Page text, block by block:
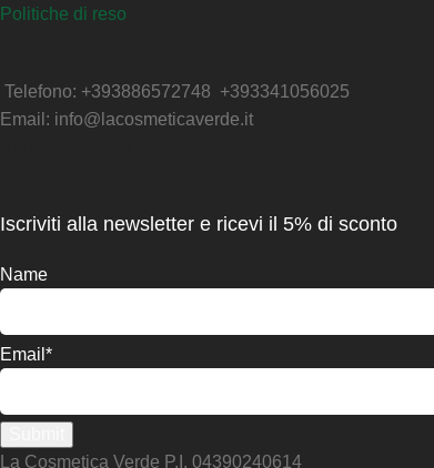
Politiche di reso
Telefono: +393886572748 +393341056025
Email: info@lacosmeticaverde.it
Iscriviti alla newsletter e ricevi il 5% di sconto
Name
Email*
La Cosmetica Verde P.I. 04390240614